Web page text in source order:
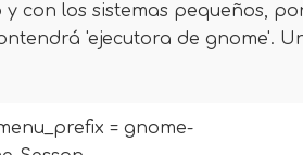
y con los sistemas pequeños,
'ejecutora de gnome'.
= gnome-